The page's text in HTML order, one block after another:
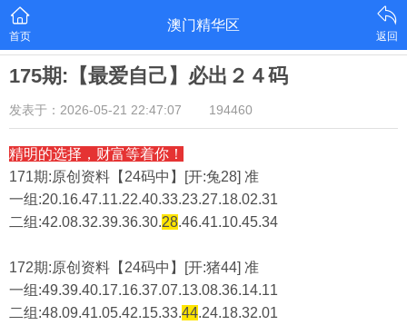
首页
澳门精华区
返回
175期:【最爱自己】必出２４码
发表于：2026-05-21 22:47:07 194460
精明的选择，财富等着你！
171期:原创资料【24码中】[开:兔28] 准
一组:20.16.47.11.22.40.33.23.27.18.02.31
二组:42.08.32.39.36.30.28.46.41.10.45.34
172期:原创资料【24码中】[开:猪44] 准
一组:49.39.40.17.16.37.07.13.08.36.14.11
二组:48.09.41.05.42.15.33.44.24.18.32.01